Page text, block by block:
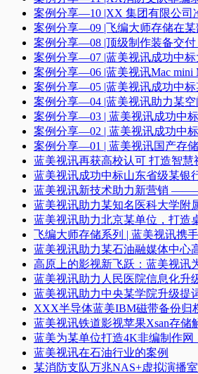
案例分享—10 |XX 集团有限公司
案例分享—09 |飞编大师存储在某
案例分享—08 |顶级制作装备交
案例分享—07 |蓝美视讯成功中
案例分享—06 |蓝美视讯Mac
案例分享—05 |蓝美视讯成功中
案例分享—04 |蓝美视讯助力某
案例分享—03 | 蓝美视讯成功中
案例分享—02 | 蓝美视讯成功中
案例分享—01 | 蓝美视讯国产存
蓝美视讯再获高校认可 打造智慧
蓝美视讯成功中标山东省级某银
蓝美视讯新技术助力新营销
蓝美视讯助力某知名医科大学附
蓝美视讯助力北京某单位，打造
飞编大师存储系列 | 蓝美视讯携
蓝美视讯助力某石油融媒体中心
高原上的影视新飞跃：蓝美视讯
蓝美视讯助力人民医院信息化升
蓝美视讯助力中央某学院升级提
XXX半导体蓝美IBM磁带备份归
蓝美视讯铁道影视苹果Xsan存储
蓝美为某单位打造4K非编制作
蓝美视讯在石油行业的案例
某消防支队万兆NAS+虚拟演播